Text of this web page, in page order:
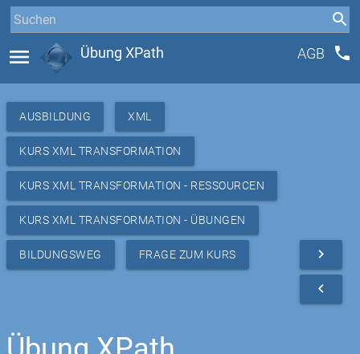
menu Übung XPath AGB phone
AUSBILDUNG XML
KURS XML TRANSFORMATION
KURS XML TRANSFORMATION - RESSOURCEN
KURS XML TRANSFORMATION - ÜBUNGEN
BILDUNGSWEG FRAGE ZUM KURS navigate_next
navigate_before